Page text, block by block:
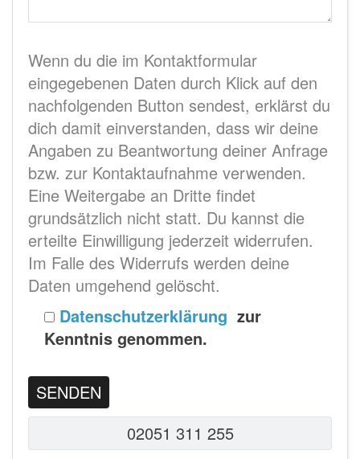
Wenn du die im Kontaktformular
eingegebenen Daten durch Klick auf den
nachfolgenden Button sendest, erklärst du
dich damit einverstanden, dass wir deine
Angaben zu Beantwortung deiner Anfrage
bzw. zur Kontaktaufnahme verwenden.
Eine Weitergabe an Dritte findet
grundsätzlich nicht statt. Du kannst die
erteilte Einwilligung jederzeit widerrufen.
Im Falle des Widerrufs werden deine
Daten umgehend gelöscht.
Datenschutzerklärung zur
Kenntnis genommen.
02051 311 255